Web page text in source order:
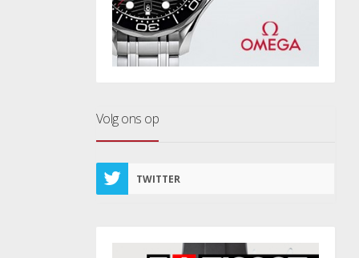
Volg ons op
TWITTER